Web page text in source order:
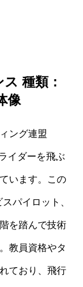
種類：
像
ング連盟
イダーを飛ぶ
います。この
パイロット、
を踏んで技術
教員資格やタ
ており、飛行